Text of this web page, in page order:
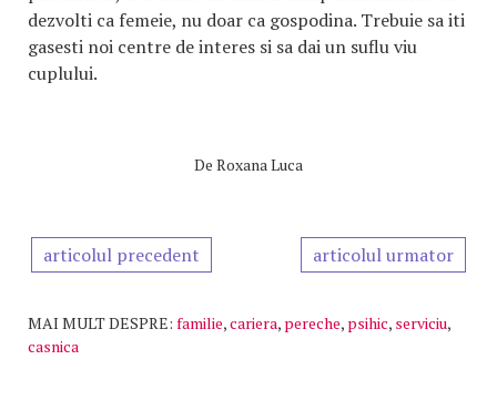
dezvolti ca femeie, nu doar ca gospodina. Trebuie sa iti
gasesti noi centre de interes si sa dai un suflu viu
cuplului.
De Roxana Luca
articolul precedent articolul urmator
MAI MULT DESPRE: familie,cariera, pereche, psihic, serviciu,
casnica